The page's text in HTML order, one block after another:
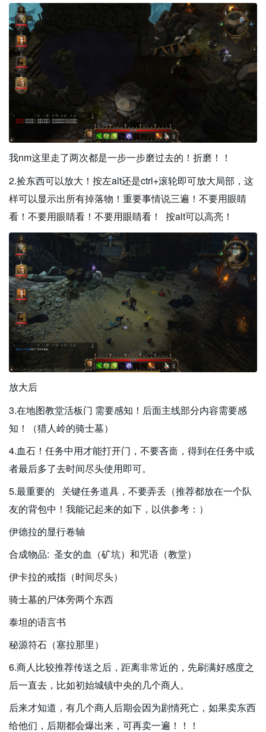
我nm这里走了两次都是一步一步磨过去的！折磨！！
2.捡东西可以放大！按左alt还是ctrl+滚轮即可放大局部，这
样可以显示出所有掉落物！重要事情说三遍！不要用眼睛
看！不要用眼睛看！不要用眼睛看！ 按alt可以高亮！
放大后
3.在地图教堂活板门 需要感知！后面主线部分内容需要感
知！（猎人岭的骑士墓）
4.血石！任务中用才能打开门，不要吝啬，得到在任务中或
者最后多了去时间尽头使用即可。
5.最重要的 关键任务道具，不要弄丢（推荐都放在一个队
友的背包中！我能记起来的如下，以供参考：）
伊德拉的显行卷轴
合成物品: 圣女的血（矿坑）和咒语（教堂）
伊卡拉的戒指（时间尽头）
骑士墓的尸体旁两个东西
泰坦的语言书
秘源符石（塞拉那里）
6.商人比较推荐传送之后，距离非常近的，先刷满好感度之
后一直去，比如初始城镇中央的几个商人。
后来才知道，有几个商人后期会因为剧情死亡，如果卖东西
给他们，后期都会爆出来，可再卖一遍！！！